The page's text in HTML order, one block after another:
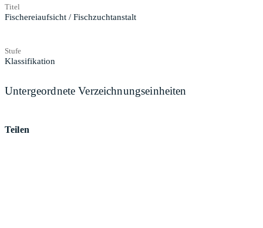
Titel
Fischereiaufsicht / Fischzuchtanstalt
Stufe
Klassifikation
Untergeordnete Verzeichnungseinheiten
Teilen